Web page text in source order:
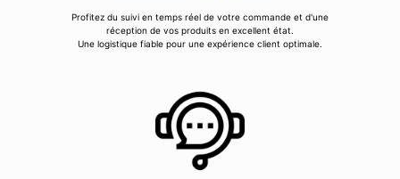
Profitez du suivi en temps réel de votre commande et d'une
réception de vos produits en excellent état.
Une logistique fiable pour une expérience client optimale.